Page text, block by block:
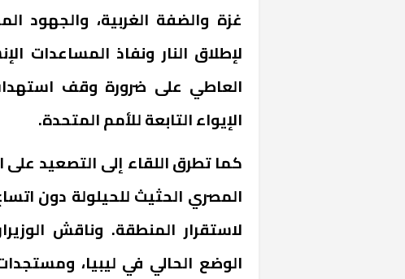
غزة والضفة الغربية، والجهود
لإطلاق النار ونفاذ المساعدات
العاطي على ضرورة وقف استهداف
الإيواء التابعة للأمم المتحدة.
كما تطرق اللقاء إلى التصعيد على
المصري الحثيث للحيلولة دون
لاستقرار المنطقة. وناقش
الوضع الحالي في ليبيا،
خشبية بفناء